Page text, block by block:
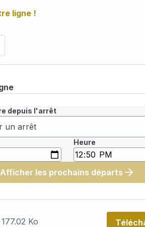
ligne !
depuis l'arrêt
un arrêt
Heure
Afficher les prochains départs
177.02 Ko